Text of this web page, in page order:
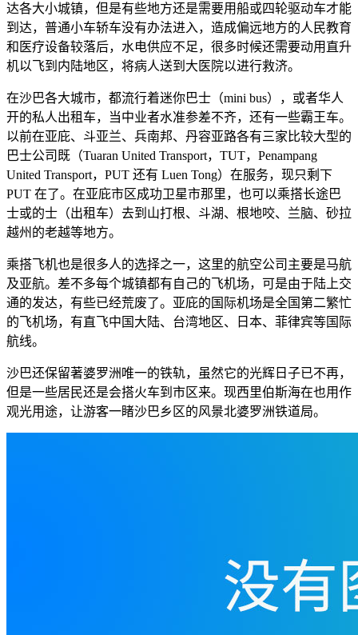
达各大小城镇，但是有些地方还是需要用船或四轮驱动车才能
到达，普通小车轿车没有办法进入，造成偏远地方的人民教育
和医疗设备较落后，水电供应不足，很多时候还需要动用直升
机以飞到内陆地区，将病人送到大医院以进行救济。
在沙巴各大城市，都流行着迷你巴士（mini bus），或者华人
开的私人出租车，当中业者水准参差不齐，还有一些霸王车。
以前在亚庇、斗亚兰、兵南邦、丹容亚路各有三家比较大型的
巴士公司既（Tuaran United Transport，TUT，Penampang
United Transport，PUT 还有 Luen Tong）在服务，现只剩下
PUT 在了。在亚庇市区成功卫星市那里，也可以乘搭长途巴
士或的士（出租车）去到山打根、斗湖、根地咬、兰脑、砂拉
越州的老越等地方。
乘搭飞机也是很多人的选择之一，这里的航空公司主要是马航
及亚航。差不多每个城镇都有自己的飞机场，可是由于陆上交
通的发达，有些已经荒废了。亚庇的国际机场是全国第二繁忙
的飞机场，有直飞中国大陆、台湾地区、日本、菲律宾等国际
航线。
沙巴还保留著婆罗洲唯一的铁轨，虽然它的光辉日子已不再，
但是一些居民还是会搭火车到市区来。现西里伯斯海在也用作
观光用途，让游客一睹沙巴乡区的风景北婆罗洲铁道局。